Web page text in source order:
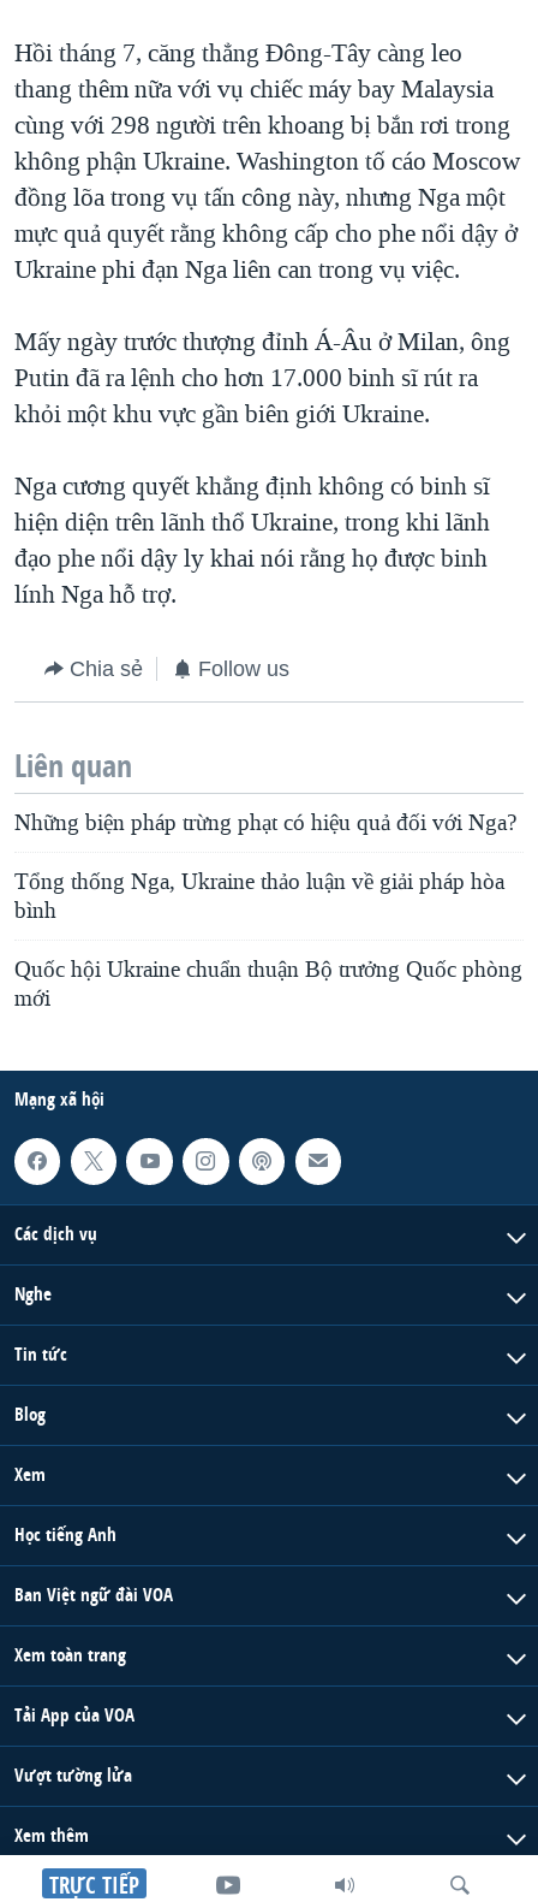
TRỰC TIẾP
Hồi tháng 7, căng thẳng Đông-Tây càng leo
thang thêm nữa với vụ chiếc máy bay Malaysia
cùng với 298 người trên khoang bị bắn rơi trong
không phận Ukraine. Washington tố cáo Moscow
đồng lõa trong vụ tấn công này, nhưng Nga một
mực quả quyết rằng không cấp cho phe nổi dậy ở
Ukraine phi đạn Nga liên can trong vụ việc.
Mấy ngày trước thượng đỉnh Á-Âu ở Milan, ông
Putin đã ra lệnh cho hơn 17.000 binh sĩ rút ra
khỏi một khu vực gần biên giới Ukraine.
Nga cương quyết khẳng định không có binh sĩ
hiện diện trên lãnh thổ Ukraine, trong khi lãnh
đạo phe nổi dậy ly khai nói rằng họ được binh
lính Nga hỗ trợ.
Chia sẻ Follow us
Liên quan
Những biện pháp trừng phạt có hiệu quả đối với Nga?
Tổng thống Nga, Ukraine thảo luận về giải pháp hòa
bình
Quốc hội Ukraine chuẩn thuận Bộ trưởng Quốc phòng
mới
Mạng xã hội
Các dịch vụ
Nghe
Tin tức
Blog
Xem
Học tiếng Anh
Ban Việt ngữ đài VOA
Xem toàn trang
Tải App của VOA
Vượt tường lửa
Xem thêm